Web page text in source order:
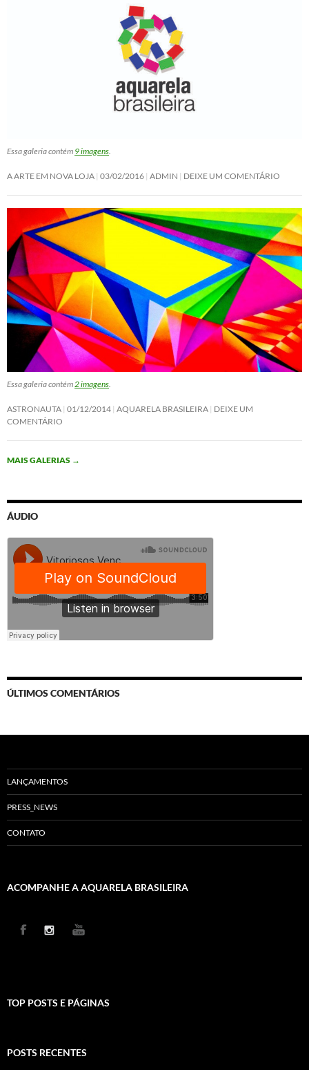
Essa galeria contém 9 imagens.
A ARTE EM NOVA LOJA 03/02/2016 ADMIN DEIXE UM COMENTÁRIO
Essa galeria contém2 imagens.
ASTRONAUTA 01/12/2014 AQUARELA BRASILEIRA DEIXE UM
COMENTÁRIO
MAIS GALERIAS →
ÁUDIO
ÚLTIMOS COMENTÁRIOS
LANÇAMENTOS
PRESS_NEWS
CONTATO
ACOMPANHE A AQUARELA BRASILEIRA
TOP POSTS E PÁGINAS
POSTS RECENTES